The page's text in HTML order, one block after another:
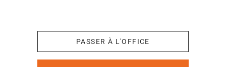
PASSER À L'OFFICE